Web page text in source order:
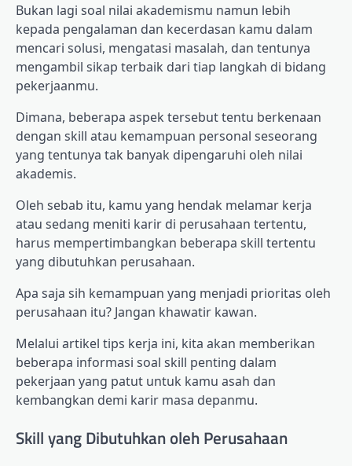
Bukan lagi soal nilai akademismu namun lebih
kepada pengalaman dan kecerdasan kamu dalam
mencari solusi, mengatasi masalah, dan tentunya
mengambil sikap terbaik dari tiap langkah di bidang
pekerjaanmu.
Dimana, beberapa aspek tersebut tentu berkenaan
dengan skill atau kemampuan personal seseorang
yang tentunya tak banyak dipengaruhi oleh nilai
akademis.
Oleh sebab itu, kamu yang hendak melamar kerja
atau sedang meniti karir di perusahaan tertentu,
harus mempertimbangkan beberapa skill tertentu
yang dibutuhkan perusahaan.
Apa saja sih kemampuan yang menjadi prioritas oleh
perusahaan itu? Jangan khawatir kawan.
Melalui artikel tips kerja ini, kita akan memberikan
beberapa informasi soal skill penting dalam
pekerjaan yang patut untuk kamu asah dan
kembangkan demi karir masa depanmu.
Skill yang Dibutuhkan oleh Perusahaan